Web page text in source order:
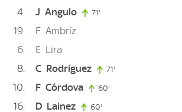
4
J Angulo 71'
19 F Ambríz
6
E Lira
8
C Rodríguez 71'
10 F Córdova 60'
16 D Lainez 60'